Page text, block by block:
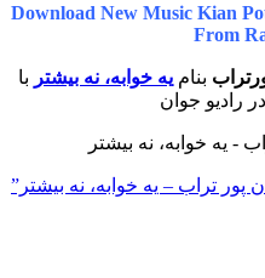
Download New Music Kian
From
بنام یه خوابه، نه بیشتر با
رادیو جوان
پور تراب – یه خوابه، نه بیشتر”